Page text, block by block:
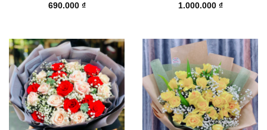
690.000 ₫
1.000.000 ₫